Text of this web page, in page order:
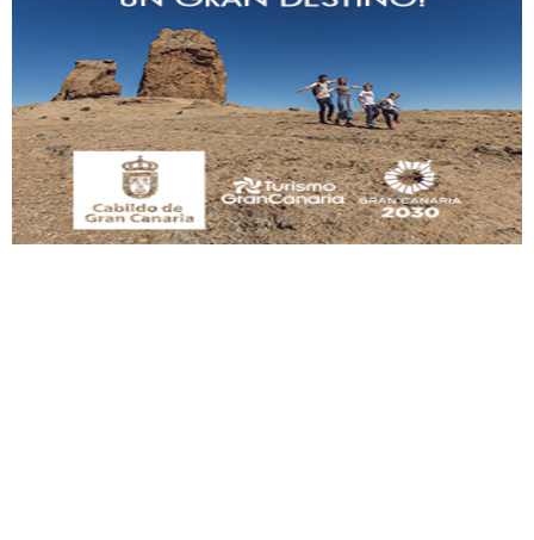
Gato manso encontrado
Este gato macho ha aparecido en la calle hace menos de un mes, es muy
manso y extremadamente cari...
Leales.org » Gran Canaria | 9.7.2025